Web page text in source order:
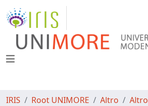
IRIS Root UNIMORE Altro Altro